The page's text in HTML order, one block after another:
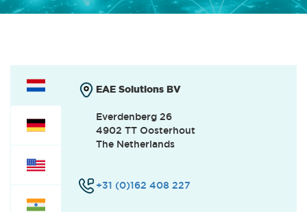
EAE Solutions BV
Everdenberg 26
4902 TT Oosterhout
The Netherlands
+31 (0)162 408 227